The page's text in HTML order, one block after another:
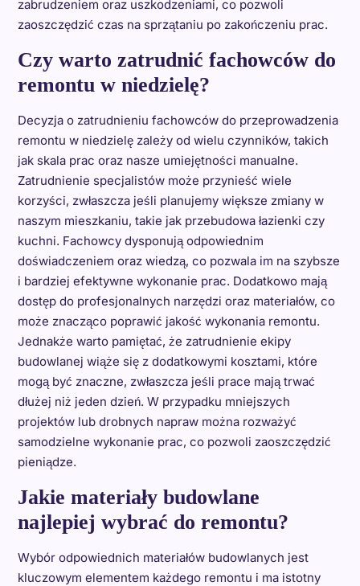
zabrudzeniem oraz uszkodzeniami, co pozwoli
zaoszczędzić czas na sprzątaniu po zakończeniu prac.
Czy warto zatrudnić fachowców do
remontu w niedzielę?
Decyzja o zatrudnieniu fachowców do przeprowadzenia
remontu w niedzielę zależy od wielu czynników, takich
jak skala prac oraz nasze umiejętności manualne.
Zatrudnienie specjalistów może przynieść wiele
korzyści, zwłaszcza jeśli planujemy większe zmiany w
naszym mieszkaniu, takie jak przebudowa łazienki czy
kuchni. Fachowcy dysponują odpowiednim
doświadczeniem oraz wiedzą, co pozwala im na szybsze
i bardziej efektywne wykonanie prac. Dodatkowo mają
dostęp do profesjonalnych narzędzi oraz materiałów, co
może znacząco poprawić jakość wykonania remontu.
Jednakże warto pamiętać, że zatrudnienie ekipy
budowlanej wiąże się z dodatkowymi kosztami, które
mogą być znaczne, zwłaszcza jeśli prace mają trwać
dłużej niż jeden dzień. W przypadku mniejszych
projektów lub drobnych napraw można rozważyć
samodzielne wykonanie prac, co pozwoli zaoszczędzić
pieniądze.
Jakie materiały budowlane
najlepiej wybrać do remontu?
Wybór odpowiednich materiałów budowlanych jest
kluczowym elementem każdego remontu i ma istotny